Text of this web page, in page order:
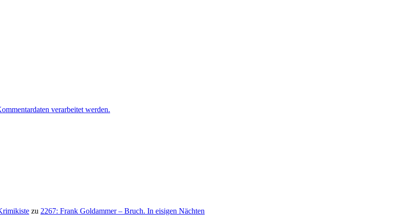
verarbeitet werden.
zu 2267: Frank Goldammer – Bruch. In eisigen Nächten